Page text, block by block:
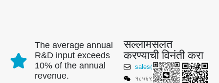
The average annual
R&D input exceeds
10% of the annual
revenue.
सल्लामसलत
करण्याची विनंती करा
sales@winsensor.com
१८५६९९०३५९८